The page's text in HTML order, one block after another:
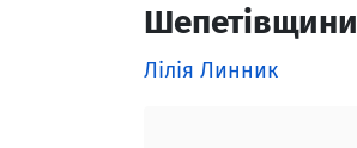
Шепетівщини
Лілія Линник